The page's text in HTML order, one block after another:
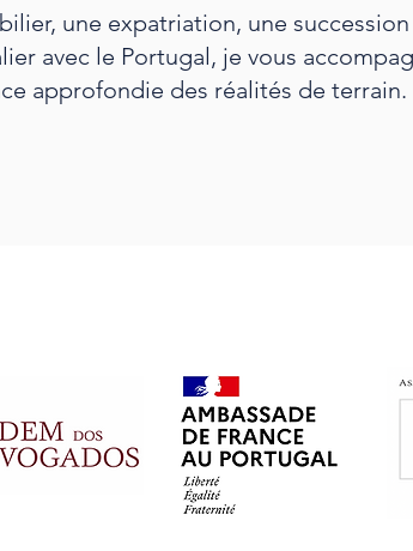
une expatriation, une succession
avec le Portugal, je vous
approfondie des réalités de terrain.